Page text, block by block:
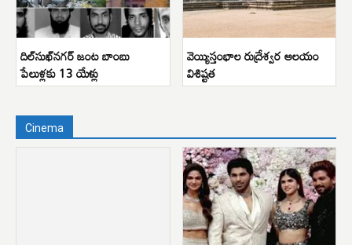
దిల్‌సుఖ్‌నగర్ జంట బాంబు
పేలుళ్లకు 13 యేళ్లు
వెయ్యిస్తంభాల రుద్రేశ్వర ఆలయం
విశిష్టత
Cinema